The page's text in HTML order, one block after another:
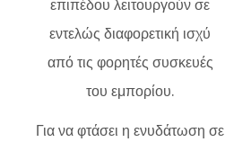
επιπέδου λειτουργούν σε
εντελώς διαφορετική ισχύ
από τις φορητές συσκευές
του εμπορίου.
Για να φτάσει η ενυδάτωση σε